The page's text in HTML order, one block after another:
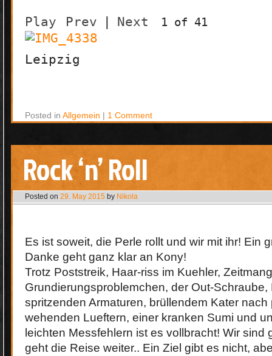
Play Prev Next 1 of 41
Leipzig
Posted in Allgemein | 1 Comment
Rock ‘n’ Roll
Posted on 29. May 2015 by Nikola
Es ist soweit, die Perle rollt und wir mit ihr! Ein
Danke geht ganz klar an Kony!
Trotz Poststreik, Haar-riss im Kuehler,
Grundierungsproblemchen, der Out-Schraube,
spritzenden Armaturen, brüllendem Kater
wehenden Lueftern, einer kranken Sumi und
leichten Messfehlern ist es vollbracht! Wir sind
geht die Reise weiter.. Ein Ziel gibt es nicht,